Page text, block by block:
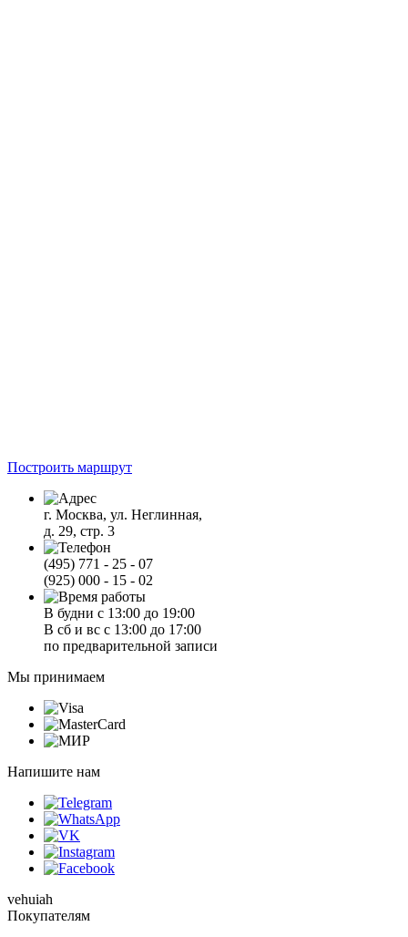
Построить маршрут
г. Москва, ул. Неглинная,
д. 29, стр. 3
(495) 771 - 25 - 07
(925) 000 - 15 - 02
В будни с 13:00 до 19:00
В сб и вс с 13:00 до 17:00
по предварительной записи
Мы принимаем
Напишите нам
vehuiah
Покупателям